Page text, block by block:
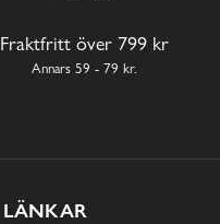
Fraktfritt över 799 kr
Annars 59 - 79 kr.
LÄNKAR